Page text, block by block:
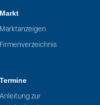
Markt
Marktanzeigen
Firmenverzeichnis
Termine
Anleitung zur